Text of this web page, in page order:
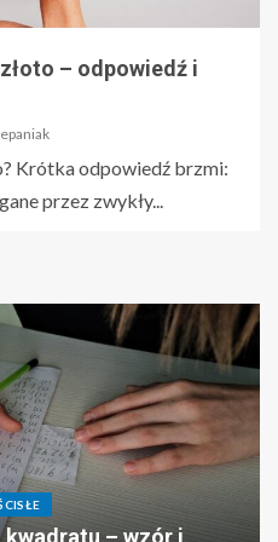
– odpowiedź i
Krótka odpowiedź brzmi:
przez zwykły...
– wzór i